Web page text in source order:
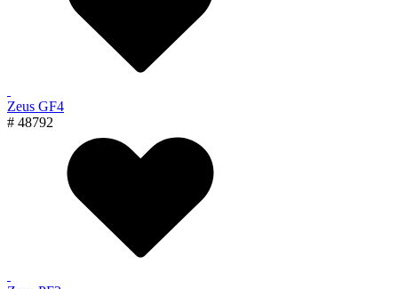
Zeus GF4
# 48792